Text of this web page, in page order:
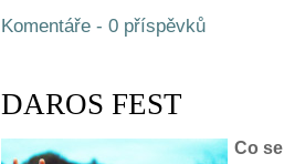
Komentáře - 0 příspěvků
DAROS FEST
Co